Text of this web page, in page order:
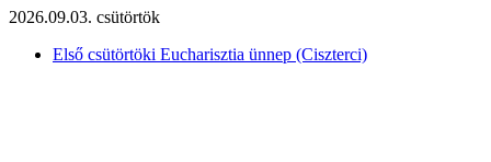
2026.09.03. csütörtök
Első csütörtöki Eucharisztia ünnep (Ciszterci)